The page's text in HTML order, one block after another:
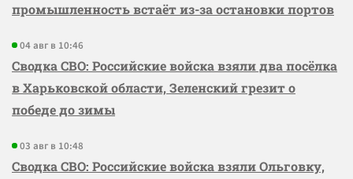
промышленность встаёт из-за остановки портов
04 авг в 10:46
Сводка СВО: Российские войска взяли два посёлка
в Харьковской области, Зеленский грезит о
победе до зимы
03 авг в 10:48
Сводка СВО: Российские войска взяли Ольговку,